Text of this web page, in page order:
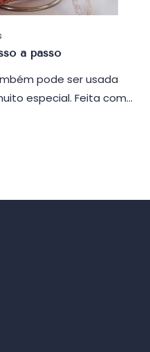
a passo
pode ser usada
especial. Feita com…